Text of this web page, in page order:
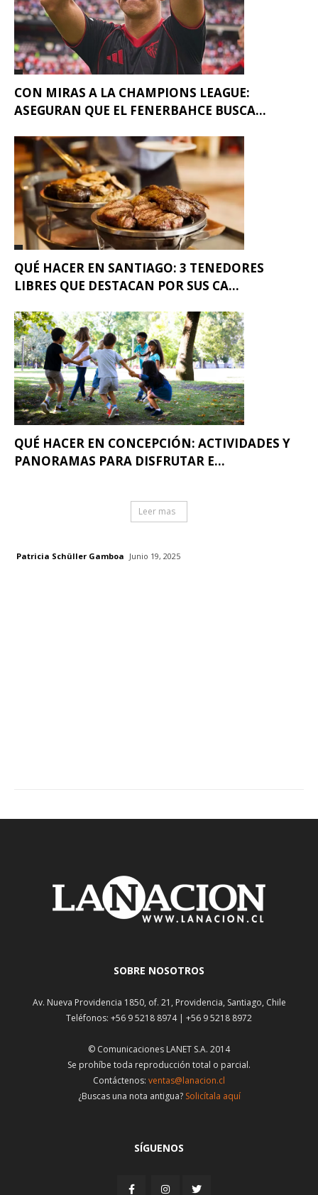
CON MIRAS A LA CHAMPIONS LEAGUE:
ASEGURAN QUE EL FENERBAHCE BUSCA...
QUÉ HACER EN SANTIAGO: 3 TENEDORES
LIBRES QUE DESTACAN POR SUS CA...
QUÉ HACER EN CONCEPCIÓN: ACTIVIDADES Y
PANORAMAS PARA DISFRUTAR E...
Leer mas
Patricia Schüller Gamboa Junio 19, 2025
SOBRE NOSOTROS
Av. Nueva Providencia 1850, of. 21, Providencia, Santiago, Chile
Teléfonos: +56 9 5218 8974 | +56 9 5218 8972
© Comunicaciones LANET S.A. 2014
Se prohíbe toda reproducción total o parcial.
Contáctenos: ventas@lanacion.cl
¿Buscas una nota antigua? Solicítala aquí
SÍGUENOS